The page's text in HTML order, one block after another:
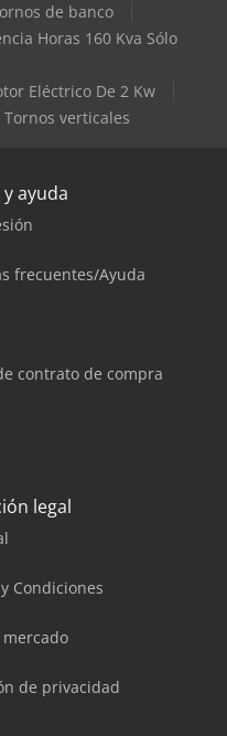
de banco
Horas 160 Kva Sólo
Eléctrico De 2 Kw
Tornos verticales
ayuda
frecuentes/Ayuda
contrato de compra
legal
Condiciones
mercado
de privacidad